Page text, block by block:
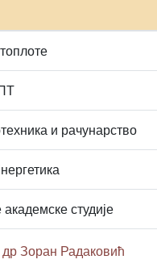
и рачунарство
студије
Зоран Радаковић